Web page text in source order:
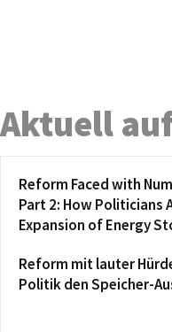
Aktuell
Reform Faced with
Part 2: How Politicians
Expansion of Energy
Reform mit lauter
Politik den Speicher-